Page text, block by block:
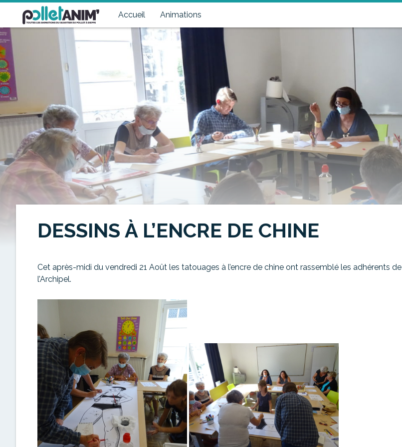
Accueil Animations
Pollet Anim'
Toutes les animations du quartier du Pollet à Dieppe
DESSINS À L’ENCRE DE CHINE
Cet après-midi du vendredi 21 Août les tatouages à l’encre de chine ont rassemblé les adhérents de
l’Archipel.